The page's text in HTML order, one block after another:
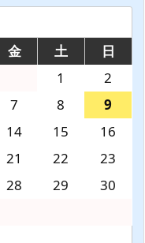
金 土
日
1
2
7 8
9
14 15
16
21 22
23
28 29
30